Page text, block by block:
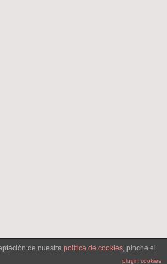
de nuestra política de cookies, pinche el
plugin cookies